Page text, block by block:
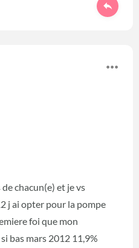
chacun(e) et je vs
j ai opter pour la pompe
foi que mon
bas mars 2012 11,9%